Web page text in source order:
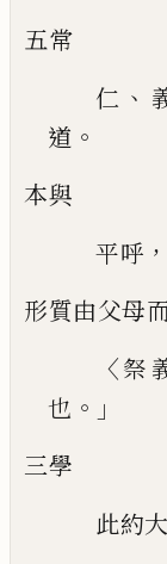
五常
仁 、
道 。
本與
平呼 ，
形質由父母
〈祭
也 。」
三學
此約